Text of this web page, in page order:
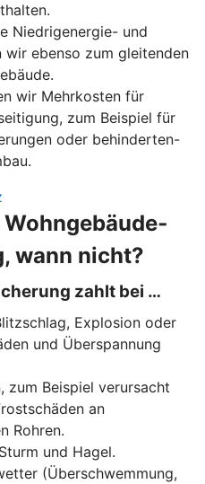
Niedrigenergie- und
wir ebenso zum gleitenden
wir Mehrkosten für
zum Beispiel für
oder behinderten-
Wohngebäude­
wann nicht?
zahlt bei …
Explosion oder
und Überspannung
zum Beispiel verursacht
an
Rohren.
und Hagel.
(Überschwemmung,